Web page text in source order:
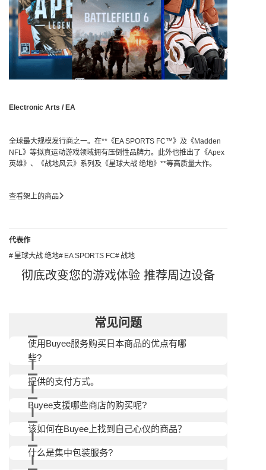
Electronic Arts / EA
全球最大规模发行商之一。在**《EA SPORTS FC™》及《Madden
NFL》等拟真运动游戏领域拥有压倒性品牌力。此外也推出了《Apex
英雄》、《战地风云》系列及《星球大战 绝地》**等高质量大作。
查看架上的商品
代表作
星球大战 绝地
EA SPORTS FC 战地
彻底改变您的游戏体验 推荐周边设备
常见问题
使用Buyee服务购买日本商品的优点有哪
些?
提供的支付方式。
Buyee支援哪些商店的购买呢?
该如何在Buyee上找到自己心仪的商品？
什么是集中包装服务?